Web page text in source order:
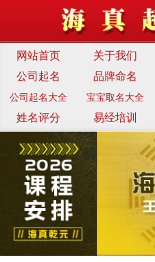
网站首页 关于我们
公司起名
品牌命名
公司起名大全 宝宝取名大全
姓名评分
易经培训